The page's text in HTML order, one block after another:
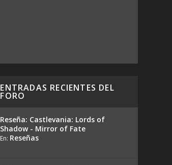
ENTRADAS RECIENTES DEL
FORO
Reseña: Castlevania: Lords of
Shadow - Mirror of Fate
En: Reseñas